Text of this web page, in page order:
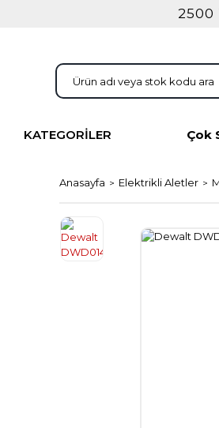
2500
KATEGORİLER Çok
Anasayfa Elektrikli Aletler